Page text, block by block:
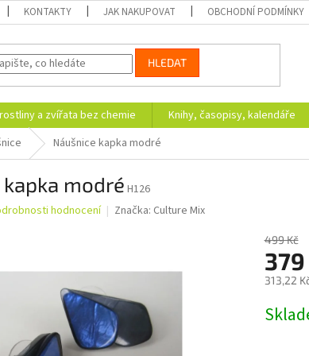
KONTAKTY JAK NAKUPOVAT OBCHODNÍ PODMÍNKY
HLEDAT
a zvířata bez chemie Knihy, časopisy, kalendáře
Náušnice kapka modré
modréH126
hodnocení Značka: Culture Mix
499 Kč
379
313,22
cena: